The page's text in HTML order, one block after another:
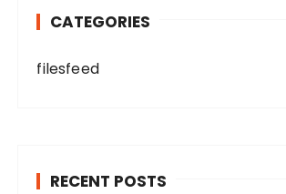
CATEGORIES
filesfeed
RECENT POSTS